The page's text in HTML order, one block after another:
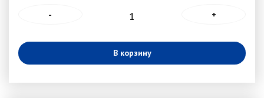
- +
В корзину